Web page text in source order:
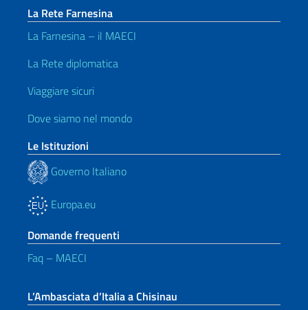
La Rete Farnesina
La Farnesina – il MAECI
La Rete diplomatica
Viaggiare sicuri
Dove siamo nel mondo
Le Istituzioni
Governo Italiano
Europa.eu
Domande frequenti
Faq – MAECI
L’Ambasciata d’Italia a Chisinau